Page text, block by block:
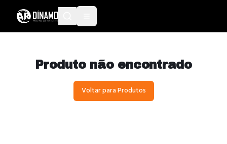
Produto não encontrado
Voltar para Produtos